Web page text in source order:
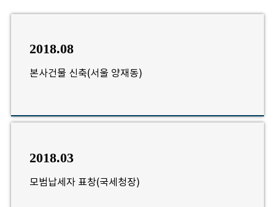
2018.08
본사건물 신축(서울 양재동)
2018.03
모범납세자 표창(국세청장)